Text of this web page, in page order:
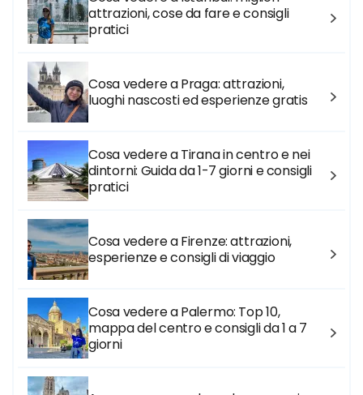
attrazioni, cose da fare e consigli
pratici
Cosa vedere a Praga: attrazioni,
luoghi nascosti ed esperienze gratis
Cosa vedere a Tirana in centro e nei
dintorni: Guida da 1-7 giorni e consigli
pratici
Cosa vedere a Firenze: attrazioni,
esperienze e consigli di viaggio
Cosa vedere a Palermo: Top 10,
mappa del centro e consigli da 1 a 7
giorni